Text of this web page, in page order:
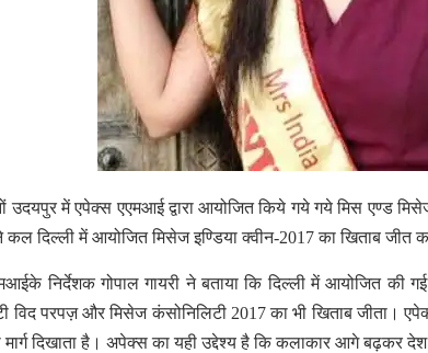
उदयपुर में एपेक्स एएमआई द्वारा आयोजित किये गये गये मिस एण्ड
कल दिल्ली में आयोजित मिसेज इण्डिया क्वीन-2017 का खिताब जीत
निर्देशक गोपाल गायरी ने बताया कि दिल्ली में आयोजित की
विद परपज़ और मिसेज कंसोनिलिटी 2017 का भी खिताब जीता।
मार्ग दिखाता है। अपेक्स का यही उद्देश्य है कि कलाकार आगे बढ़कर